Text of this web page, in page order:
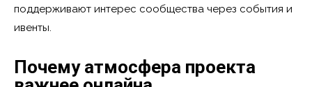
поддерживают интерес сообщества через события и
ивенты.
Почему атмосфера проекта